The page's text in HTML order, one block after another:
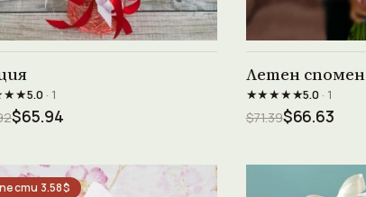
5.0· 1
$65.94
Летен спомен
★★★★★5.0 · 1
$71.39$66.63
3.58$